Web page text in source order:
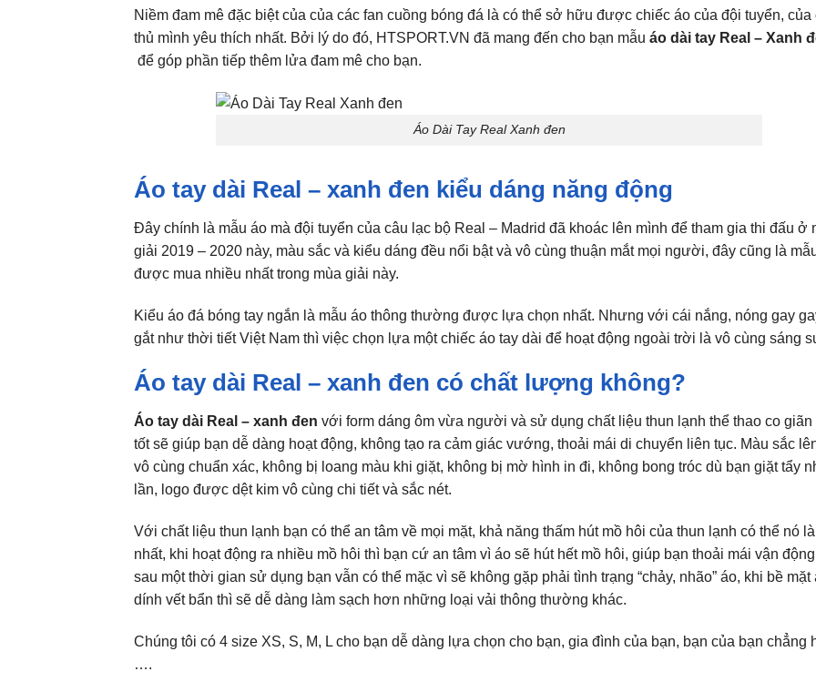
Niềm đam mê đặc biệt của của các fan cuồng bóng đá là có thể sở hữu được chiếc áo của đội tuyển, của
thủ mình yêu thích nhất. Bởi lý do đó, HTSPORT.VN đã mang đến cho bạn mẫu áo dài tay Real – Xanh
để góp phần tiếp thêm lửa đam mê cho bạn.
Áo Dài Tay Real Xanh đen
Áo tay dài Real – xanh đen kiểu dáng năng động
Đây chính là mẫu áo mà đội tuyển của câu lạc bộ Real – Madrid đã khoác lên mình để tham gia thi đấu ở
giải 2019 – 2020 này, màu sắc và kiểu dáng đều nổi bật và vô cùng thuận mắt mọi người, đây cũng là
được mua nhiều nhất trong mùa giải này.
Kiểu áo đá bóng tay ngắn là mẫu áo thông thường được lựa chọn nhất. Nhưng với cái nắng, nóng gay
gắt như thời tiết Việt Nam thì việc chọn lựa một chiếc áo tay dài để hoạt động ngoài trời là vô cùng sáng
Áo tay dài Real – xanh đen có chất lượng không?
Áo tay dài Real – xanh đen với form dáng ôm vừa người và sử dụng chất liệu thun lạnh thể thao co giãn
tốt sẽ giúp bạn dễ dàng hoạt động, không tạo ra cảm giác vướng, thoải mái di chuyển liên tục. Màu sắc
vô cùng chuẩn xác, không bị loang màu khi giặt, không bị mờ hình in đi, không bong tróc dù bạn giặt tẩy
lần, logo được dệt kim vô cùng chi tiết và sắc nét.
Với chất liệu thun lạnh bạn có thể an tâm về mọi mặt, khả năng thấm hút mồ hôi của thun lạnh có thể nó
nhất, khi hoạt động ra nhiều mồ hôi thì bạn cứ an tâm vì áo sẽ hút hết mồ hôi, giúp bạn thoải mái vận
sau một thời gian sử dụng bạn vẫn có thể mặc vì sẽ không gặp phải tình trạng “chảy, nhão” áo, khi bề mặt
dính vết bẩn thì sẽ dễ dàng làm sạch hơn những loại vải thông thường khác.
Chúng tôi có 4 size XS, S, M, L cho bạn dễ dàng lựa chọn cho bạn, gia đình của bạn, bạn của bạn chẳng
….